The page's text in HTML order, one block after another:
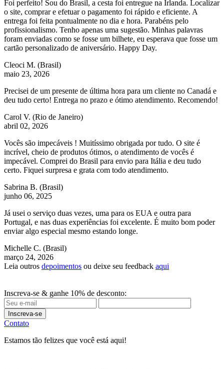
Foi perfeito! Sou do Brasil, a cesta foi entregue na Irlanda. Localizar
o site, comprar e efetuar o pagamento foi rápido e eficiente. A
entrega foi feita pontualmente no dia e hora. Parabéns pelo
profissionalismo. Tenho apenas uma sugestão. Minhas palavras
foram enviadas como se fosse um bilhete, eu esperava que fosse um
cartão personalizado de aniversário. Happy Day.
Cleoci M. (Brasil)
maio 23, 2026
Precisei de um presente de última hora para um cliente no Canadá e
deu tudo certo! Entrega no prazo e ótimo atendimento. Recomendo!
Carol V. (Rio de Janeiro)
abril 02, 2026
Vocês são impecáveis ! Muitíssimo obrigada por tudo. O site é
incrível, cheio de produtos ótimos, o atendimento de vocês é
impecável. Comprei do Brasil para envio para Itália e deu tudo
certo. Fiquei surpresa e grata com todo atendimento.
Sabrina B. (Brasil)
junho 06, 2025
Já usei o serviço duas vezes, uma para os EUA e outra para
Portugal, e nas duas experiências foi excelente. É muito bom poder
enviar algo especial mesmo estando longe.
Michelle C. (Brasil)
março 24, 2026
Leia outros depoimentos ou deixe seu feedback aqui
Inscreva-se & ganhe 10% de desconto:
Inscreva-se
Contato
Estamos tão felizes que você está aqui!